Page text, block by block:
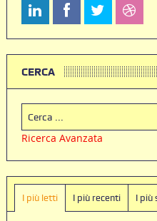
CERCA
Ricerca Avanzata
I più letti I più recenti I più